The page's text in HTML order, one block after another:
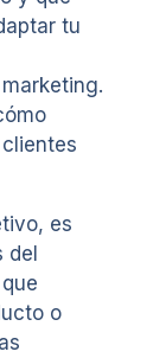
tu
es
del
o